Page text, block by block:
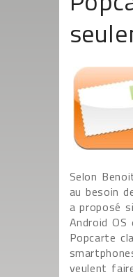
Selon
au besoin
a proposé
Android
Popcarte
veulent